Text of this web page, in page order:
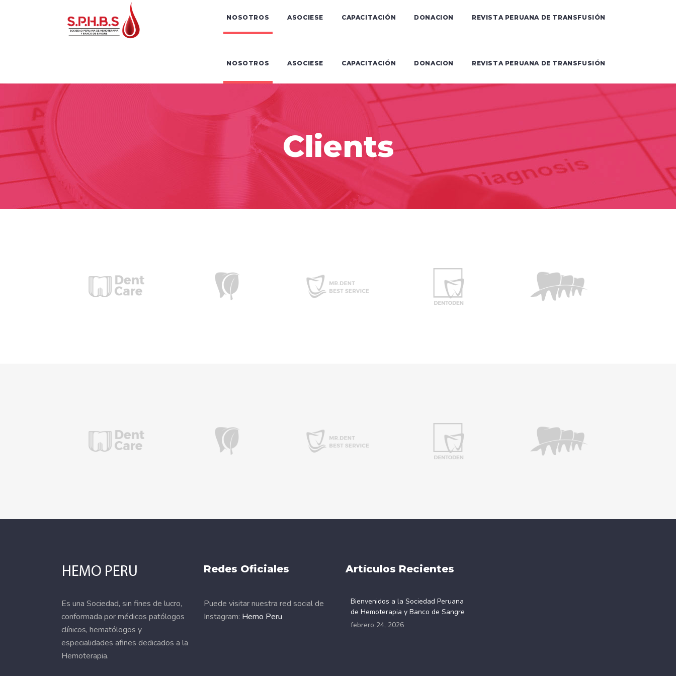
NOSOTROS ASOCIESE CAPACITACIÓN DONACION REVISTA PERUANA DE TRANSFUSIÓN
NOSOTROS ASOCIESE CAPACITACIÓN DONACION REVISTA PERUANA DE TRANSFUSIÓN
Clients
Es una Sociedad, sin fines de lucro,
conformada por médicos patólogos
clínicos, hematólogos y
especialidades afines dedicados a la
Hemoterapia.
Redes Oficiales
Puede visitar nuestra red social de
Instagram: Hemo Peru
Artículos Recientes
Bienvenidos a la Sociedad Peruana
de Hemoterapia y Banco de Sangre
febrero 24, 2026